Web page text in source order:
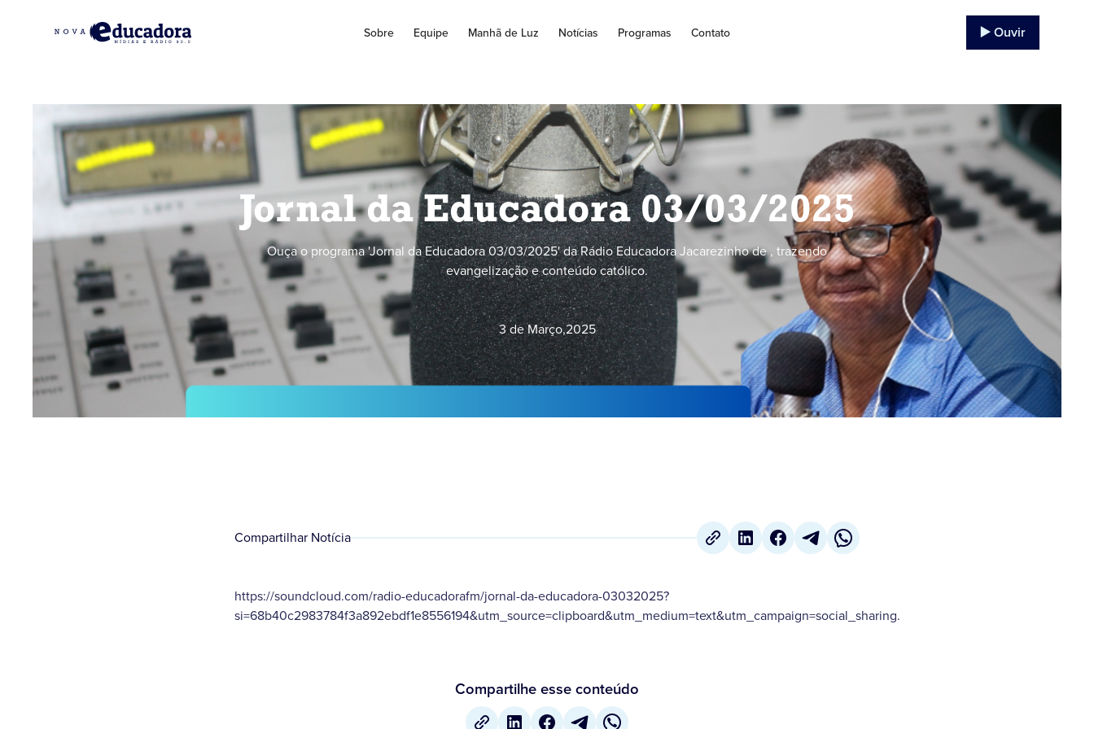
Sobre Equipe Manhã de Luz Notícias Programas Contato ▶️ Ouvir
Jornal da Educadora 03/03/2025
Ouça o programa 'Jornal da Educadora 03/03/2025' da Rádio Educadora Jacarezinho de , trazendo
evangelização e conteúdo católico.
3 de Março,2025
Compartilhar Notícia
https://soundcloud.com/radio-educadorafm/jornal-da-educadora-03032025?
si=68b40c2983784f3a892ebdf1e8556194&utm_source=clipboard&utm_medium=text&utm_campaign=social_sharing.
Compartilhe esse conteúdo